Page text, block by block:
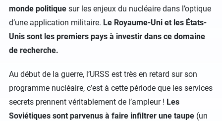
monde politique sur les enjeux du nucléaire dans l’optique
d’une application militaire. Le Royaume-Uni et les États-
Unis sont les premiers pays à investir dans ce domaine
de recherche.
Au début de la guerre, l’URSS est très en retard sur son
programme nucléaire, c’est à cette période que les services
secrets prennent véritablement de l’ampleur ! Les
Soviétiques sont parvenus à faire infiltrer une taupe (un